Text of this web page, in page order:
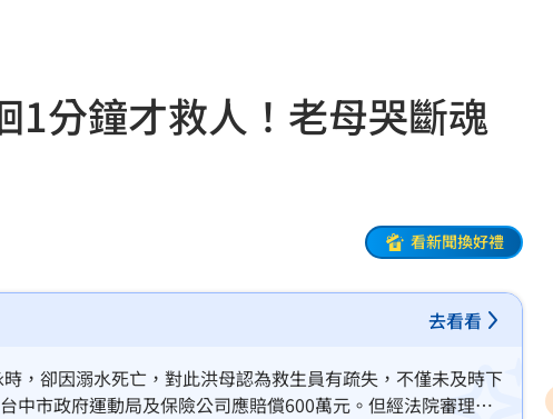
分鐘才救人！老母哭斷魂
看新聞換好禮
去看看
，卻因溺水死亡，對此洪母認為救生員有疏失，不僅未及時下
中市政府運動局及保險公司應賠償600萬元。但經法院審理，